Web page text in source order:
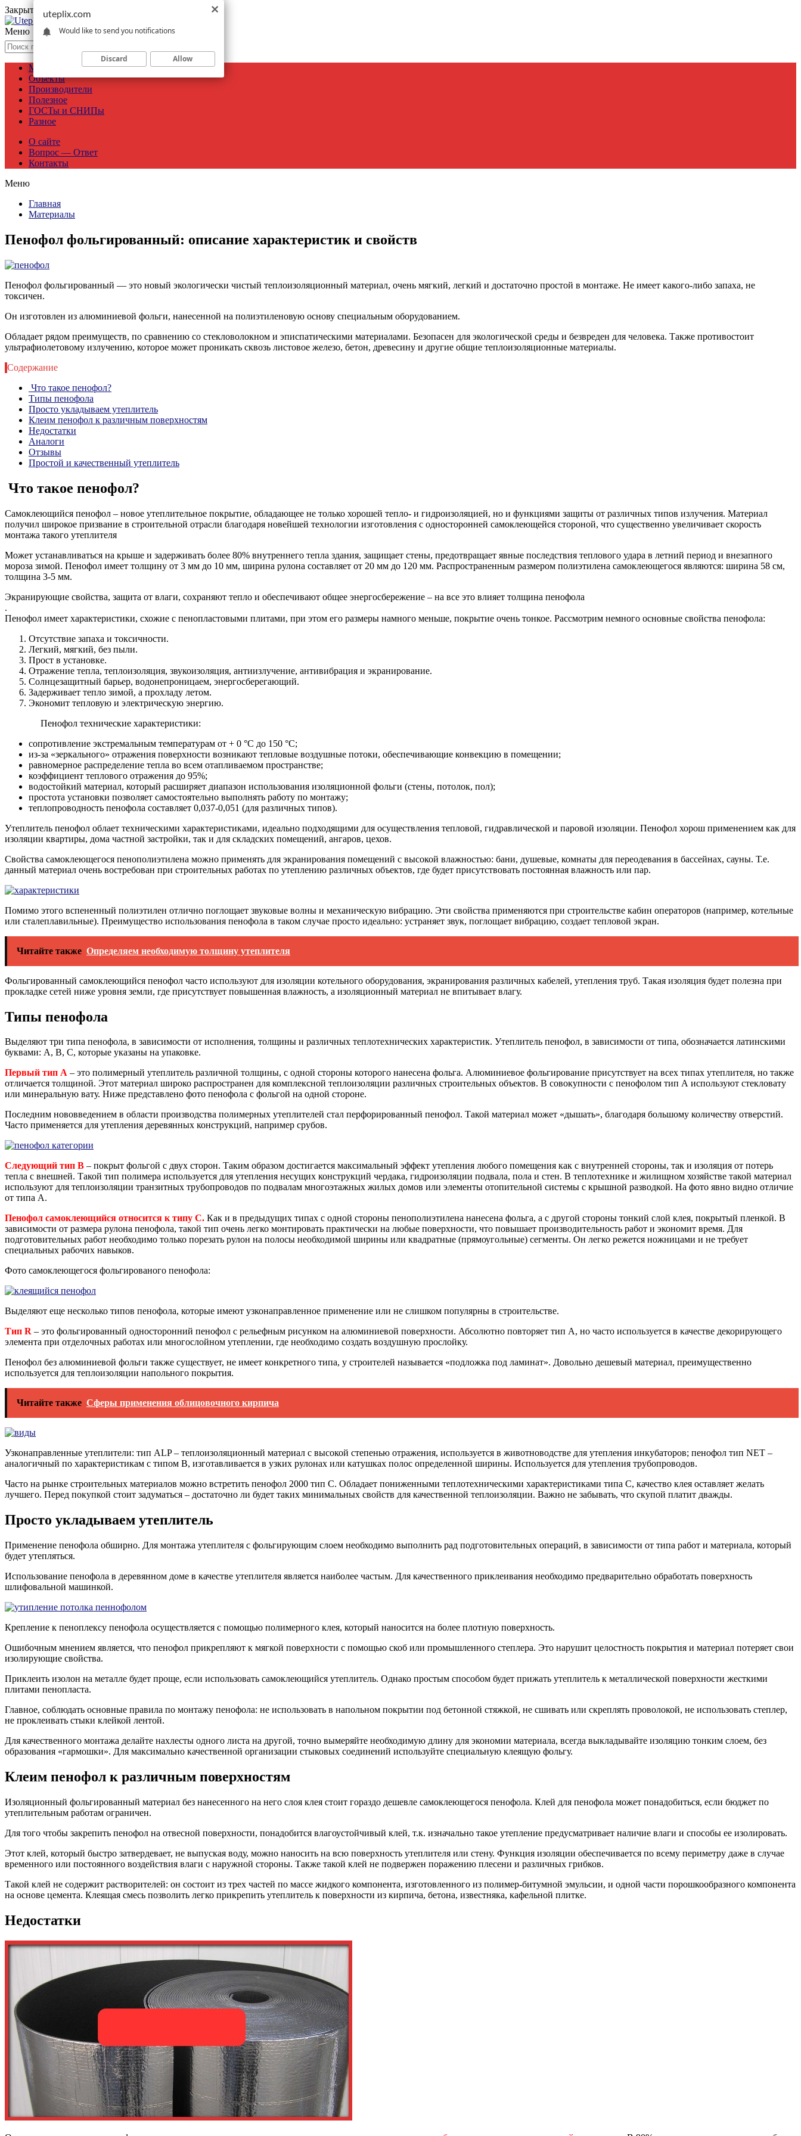
Закрыть меню
Меню
Материалы
Объекты
Производители
Полезное
ГОСТы и СНИПы
Разное
О сайте
Вопрос — Ответ
Контакты
Меню
Главная
Материалы
Пенофол фольгированный: описание характеристик и свойств
Пенофол фольгированный — это новый экологически чистый теплоизоляционный материал, очень мягкий, легкий и достаточно простой в монтаже. Не имеет какого-либо запаха, не
токсичен.
Он изготовлен из алюминиевой фольги, нанесенной на полиэтиленовую основу специальным оборудованием.
Обладает рядом преимуществ, по сравнению со стекловолокном и эписпатическими материалами. Безопасен для экологической среды и безвреден для человека. Также противостоит
ультрафиолетовому излучению, которое может проникать сквозь листовое железо, бетон, древесину и другие общие теплоизоляционные материалы.
Содержание
Что такое пенофол?
Типы пенофола
Просто укладываем утеплитель
Клеим пенофол к различным поверхностям
Недостатки
Аналоги
Отзывы
Простой и качественный утеплитель
Что такое пенофол?
Самоклеющийся пенофол – новое утеплительное покрытие, обладающее не только хорошей тепло- и гидроизоляцией, но и функциями защиты от различных типов излучения. Материал
получил широкое призвание в строительной отрасли благодаря новейшей технологии изготовления с односторонней самоклеющейся стороной, что существенно увеличивает скорость
монтажа такого утеплителя
Может устанавливаться на крыше и задерживать более 80% внутреннего тепла здания, защищает стены, предотвращает явные последствия теплового удара в летний период и внезапного
мороза зимой. Пенофол имеет толщину от 3 мм до 10 мм, ширина рулона составляет от 20 мм до 120 мм. Распространенным размером полиэтилена самоклеющегося являются: ширина 58 см,
толщина 3-5 мм.
Экранирующие свойства, защита от влаги, сохраняют тепло и обеспечивают общее энергосбережение – на все это влияет толщина пенофола
.
Пенофол имеет характеристики, схожие с пенопластовыми плитами, при этом его размеры намного меньше, покрытие очень тонкое. Рассмотрим немного основные свойства пенофола:
Отсутствие запаха и токсичности.
Легкий, мягкий, без пыли.
Прост в установке.
Отражение тепла, теплоизоляция, звукоизоляция, антиизлучение, антивибрация и экранирование.
Солнцезащитный барьер, водонепроницаем, энергосберегающий.
Задерживает тепло зимой, а прохладу летом.
Экономит тепловую и электрическую энергию.
Пенофол технические характеристики:
сопротивление экстремальным температурам от + 0 °С до 150 °С;
из-за «зеркального» отражения поверхности возникают тепловые воздушные потоки, обеспечивающие конвекцию в помещении;
равномерное распределение тепла во всем отапливаемом пространстве;
коэффициент теплового отражения до 95%;
водостойкий материал, который расширяет диапазон использования изоляционной фольги (стены, потолок, пол);
простота установки позволяет самостоятельно выполнять работу по монтажу;
теплопроводность пенофола составляет 0,037-0,051 (для различных типов).
Утеплитель пенофол облает техническими характеристиками, идеально подходящими для осуществления тепловой, гидравлической и паровой изоляции. Пенофол хорош применением как для
изоляции квартиры, дома частной застройки, так и для складских помещений, ангаров, цехов.
Свойства самоклеющегося пенополиэтилена можно применять для экранирования помещений с высокой влажностью: бани, душевые, комнаты для переодевания в бассейнах, сауны. Т.е.
данный материал очень востребован при строительных работах по утеплению различных объектов, где будет присутствовать постоянная влажность или пар.
Помимо этого вспененный полиэтилен отлично поглощает звуковые волны и механическую вибрацию. Эти свойства применяются при строительстве кабин операторов (например, котельные
или сталеплавильные). Преимущество использования пенофола в таком случае просто идеально: устраняет звук, поглощает вибрацию, создает тепловой экран.
Читайте также Определяем необходимую толщину утеплителя
Фольгированный самоклеющийся пенофол часто используют для изоляции котельного оборудования, экранирования различных кабелей, утепления труб. Такая изоляция будет полезна при
прокладке сетей ниже уровня земли, где присутствует повышенная влажность, а изоляционный материал не впитывает влагу.
Типы пенофола
Выделяют три типа пенофола, в зависимости от исполнения, толщины и различных теплотехнических характеристик. Утеплитель пенофол, в зависимости от типа, обозначается латинскими
буквами: А, В, С, которые указаны на упаковке.
Первый тип А – это полимерный утеплитель различной толщины, с одной стороны которого нанесена фольга. Алюминиевое фольгирование присутствует на всех типах утеплителя, но также
отличается толщиной. Этот материал широко распространен для комплексной теплоизоляции различных строительных объектов. В совокупности с пенофолом тип А используют стекловату
или минеральную вату. Ниже представлено фото пенофола с фольгой на одной стороне.
Последним нововведением в области производства полимерных утеплителей стал перфорированный пенофол. Такой материал может «дышать», благодаря большому количеству отверстий.
Часто применяется для утепления деревянных конструкций, например срубов.
Следующий тип В – покрыт фольгой с двух сторон. Таким образом достигается максимальный эффект утепления любого помещения как с внутренней стороны, так и изоляция от потерь
тепла с внешней. Такой тип полимера используется для утепления несущих конструкций чердака, гидроизоляции подвала, пола и стен. В теплотехнике и жилищном хозяйстве такой материал
используют для теплоизоляции транзитных трубопроводов по подвалам многоэтажных жилых домов или элементы отопительной системы с крышной разводкой. На фото явно видно отличие
от типа А.
Пенофол самоклеющийся относится к типу С. Как и в предыдущих типах с одной стороны пенополиэтилена нанесена фольга, а с другой стороны тонкий слой клея, покрытый пленкой. В
зависимости от размера рулона пенофола, такой тип очень легко монтировать практически на любые поверхности, что повышает производительность работ и экономит время. Для
подготовительных работ необходимо только порезать рулон на полосы необходимой ширины или квадратные (прямоугольные) сегменты. Он легко режется ножницами и не требует
специальных рабочих навыков.
Фото самоклеющегося фольгированого пенофола:
Выделяют еще несколько типов пенофола, которые имеют узконаправленное применение или не слишком популярны в строительстве.
Тип R – это фольгированный односторонний пенофол с рельефным рисунком на алюминиевой поверхности. Абсолютно повторяет тип А, но часто используется в качестве декорирующего
элемента при отделочных работах или многослойном утеплении, где необходимо создать воздушную прослойку.
Пенофол без алюминиевой фольги также существует, не имеет конкретного типа, у строителей называется «подложка под ламинат». Довольно дешевый материал, преимущественно
используется для теплоизоляции напольного покрытия.
Читайте также Сферы применения облицовочного кирпича
Узконаправленные утеплители: тип ALP – теплоизоляционный материал с высокой степенью отражения, используется в животноводстве для утепления инкубаторов; пенофол тип NET –
аналогичный по характеристикам с типом В, изготавливается в узких рулонах или катушках полос определенной ширины. Используется для утепления трубопроводов.
Часто на рынке строительных материалов можно встретить пенофол 2000 тип С. Обладает пониженными теплотехническими характеристиками типа С, качество клея оставляет желать
лучшего. Перед покупкой стоит задуматься – достаточно ли будет таких минимальных свойств для качественной теплоизоляции. Важно не забывать, что скупой платит дважды.
Просто укладываем утеплитель
Применение пенофола обширно. Для монтажа утеплителя с фольгирующим слоем необходимо выполнить рад подготовительных операций, в зависимости от типа работ и материала, который
будет утепляться.
Использование пенофола в деревянном доме в качестве утеплителя является наиболее частым. Для качественного приклеивания необходимо предварительно обработать поверхность
шлифовальной машинкой.
Крепление к пеноплексу пенофола осуществляется с помощью полимерного клея, который наносится на более плотную поверхность.
Ошибочным мнением является, что пенофол прикрепляют к мягкой поверхности с помощью скоб или промышленного степлера. Это нарушит целостность покрытия и материал потеряет свои
изолирующие свойства.
Приклеить изолон на металле будет проще, если использовать самоклеющийся утеплитель. Однако простым способом будет прижать утеплитель к металлической поверхности жесткими
плитами пенопласта.
Главное, соблюдать основные правила по монтажу пенофола: не использовать в напольном покрытии под бетонной стяжкой, не сшивать или скреплять проволокой, не использовать степлер,
не проклеивать стыки клейкой лентой.
Для качественного монтажа делайте нахлесты одного листа на другой, точно вымеряйте необходимую длину для экономии материала, всегда выкладывайте изоляцию тонким слоем, без
образования «гармошки». Для максимально качественной организации стыковых соединений используйте специальную клеящую фольгу.
Клеим пенофол к различным поверхностям
Изоляционный фольгированный материал без нанесенного на него слоя клея стоит гораздо дешевле самоклеющегося пенофола. Клей для пенофола может понадобиться, если бюджет по
утеплительным работам ограничен.
Для того чтобы закрепить пенофол на отвесной поверхности, понадобится влагоустойчивый клей, т.к. изначально такое утепление предусматривает наличие влаги и способы ее изолировать.
Этот клей, который быстро затвердевает, не выпуская воду, можно наносить на всю поверхность утеплителя или стену. Функция изоляции обеспечивается по всему периметру даже в случае
временного или постоянного воздействия влаги с наружной стороны. Также такой клей не подвержен поражению плесени и различных грибков.
Такой клей не содержит растворителей: он состоит из трех частей по массе жидкого компонента, изготовленного из полимер-битумной эмульсии, и одной части порошкообразного компонента
на основе цемента. Клеящая смесь позволить легко прикрепить утеплитель к поверхности из кирпича, бетона, известняка, кафельной плитке.
Недостатки
uteplix.com
Would like to send you notifications
Discard Allow